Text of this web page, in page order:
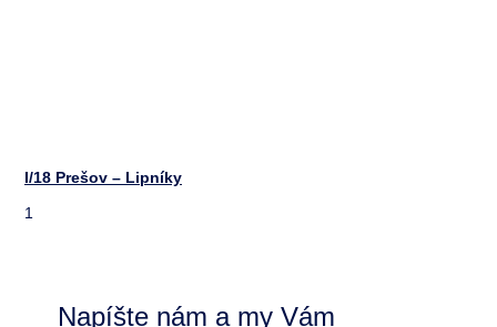
I/18 Prešov – Lipníky
Napíšte nám a my Vám